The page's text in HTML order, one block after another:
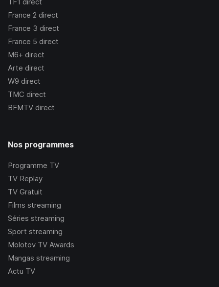
France 2 direct
France 3 direct
France 5 direct
M6+ direct
Arte direct
W9 direct
TMC direct
BFMTV direct
Nos programmes
Programme TV
TV Replay
TV Gratuit
Films streaming
Séries streaming
Sport streaming
Molotov TV Awards
Mangas streaming
Actu TV